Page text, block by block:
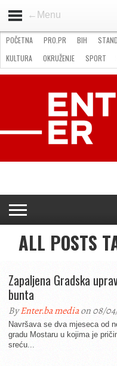
←Menu
STANDARD
GOSPODARSTVO
OKRUŽENJE
POČETNA PRO.PR BIH
KULTURA
OKRUŽENJE SPORT
NATJEČAJI
FILMING LOCATION IN BH
ALL POSTS
Zapaljena Gradska
bunta
ByEnter.ba mediaon 08/
Navršava se dva mjeseca od
gradu Mostaru u kojima je
sreću...